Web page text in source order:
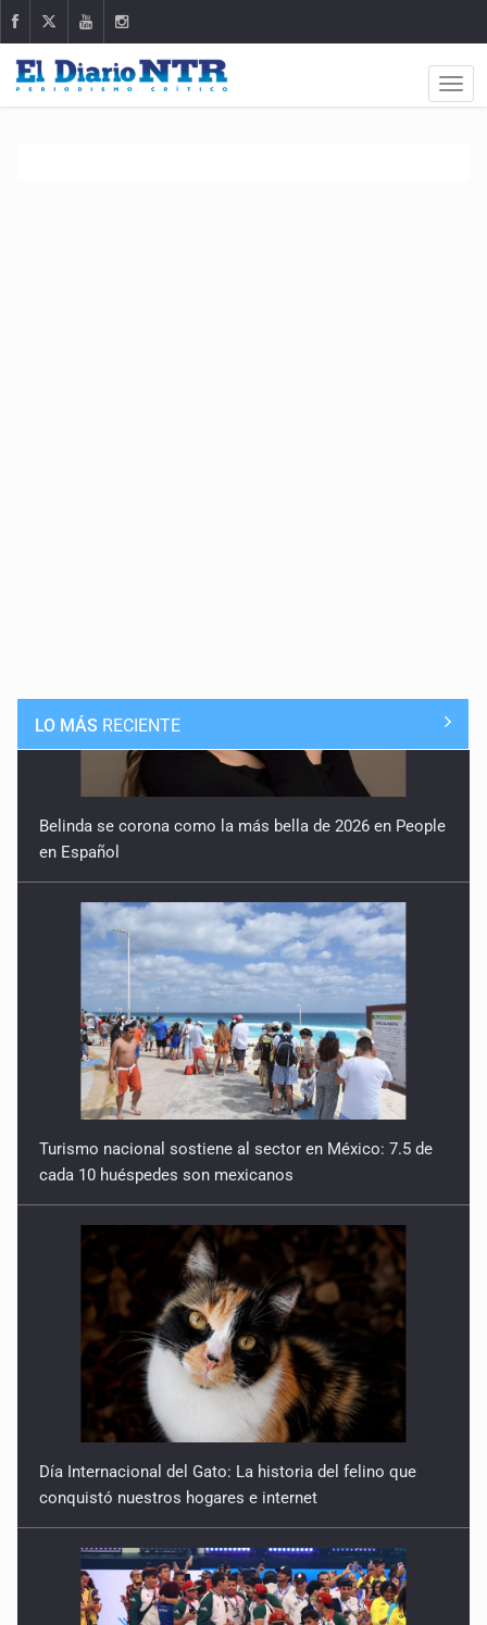
LO MÁS RECIENTE
Turismo nacional sostiene al sector en México: 7.5 de
cada 10 huéspedes son mexicanos
Día Internacional del Gato: La historia del felino que
conquistó nuestros hogares e internet